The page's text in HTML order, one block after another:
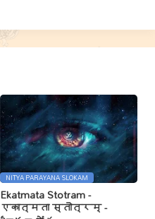
NITYA PARAYANA SLOKAM
Ekatmata Stotram -
एकात्मता स्तोत्रम् -